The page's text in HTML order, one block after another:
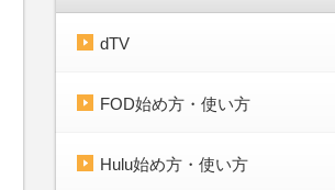
dTV
FOD始め方・使い方
Hulu始め方・使い方